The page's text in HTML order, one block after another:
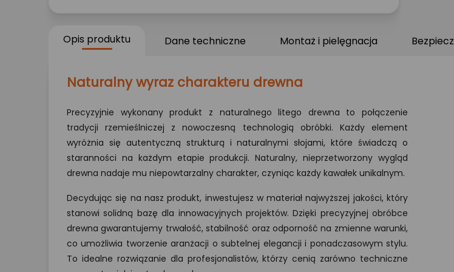
Opis produktu Dane techniczne Montaż i pielęgnacja
Naturalny wyraz charakteru drewna
Precyzyjnie wykonany produkt z naturalnego litego drewna to połączenie
tradycji rzemieślniczej z nowoczesną technologią obróbki. Każdy element
wyróżnia się autentyczną strukturą i naturalnymi słojami, które świadczą o
staranności na każdym etapie produkcji. Naturalny, nieprzetworzony wygląd
drewna nadaje mu niepowtarzalny charakter, czyniąc każdy kawałek unikalnym.
Decydując się na nasz produkt, inwestujesz w materiał najwyższej jakości, który
stanowi solidną bazę dla innowacyjnych projektów. Dzięki precyzyjnej obróbce
drewna gwarantujemy trwałość, stabilność oraz odporność na zmienne warunki,
co umożliwia tworzenie aranżacji o subtelnej elegancji i ponadczasowym stylu.
To idealne rozwiązanie dla profesjonalistów, którzy cenią zarówno techniczne